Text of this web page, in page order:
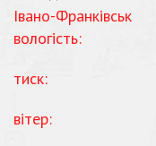
Івано-Франківськ
вологість:
тиск:
вітер: